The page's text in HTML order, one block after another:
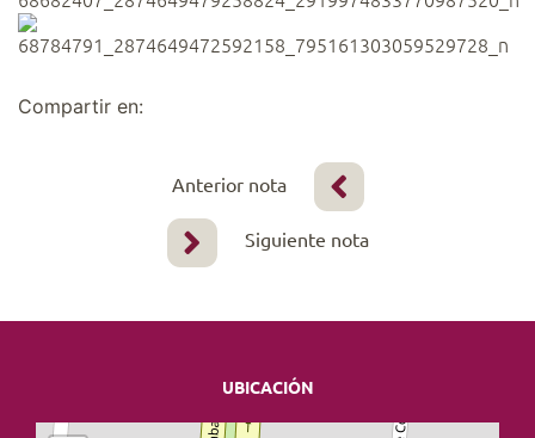
Compartir en:
Anterior nota
Siguiente nota
UBICACIÓN